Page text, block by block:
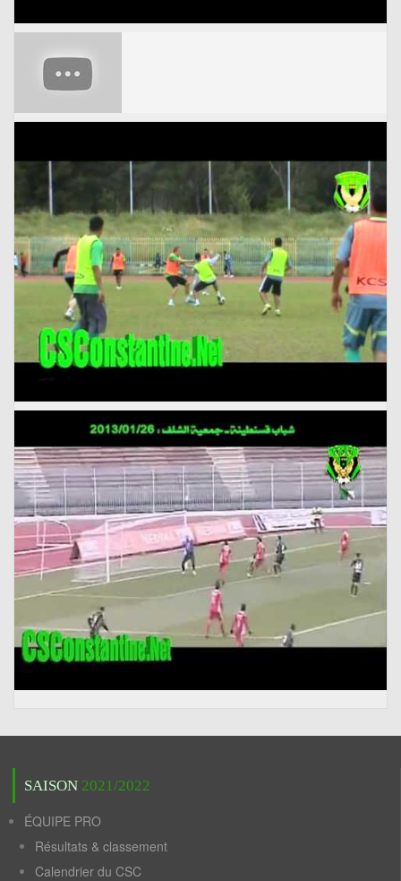
SAISON 2021/2022
ÉQUIPE PRO
Résultats & classement
Calendrier du CSC